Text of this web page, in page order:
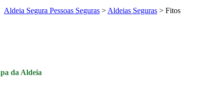
Aldeia Segura Pessoas Seguras > Aldeias Seguras > Fitos
da Aldeia